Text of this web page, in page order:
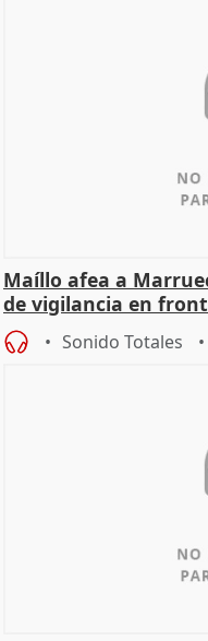
Maíllo afea a
de vigilancia en
Sonido Totales